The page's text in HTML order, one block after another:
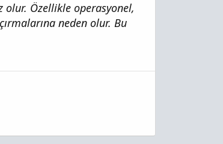
olur. Özellikle operasyonel,
neden olur. Bu